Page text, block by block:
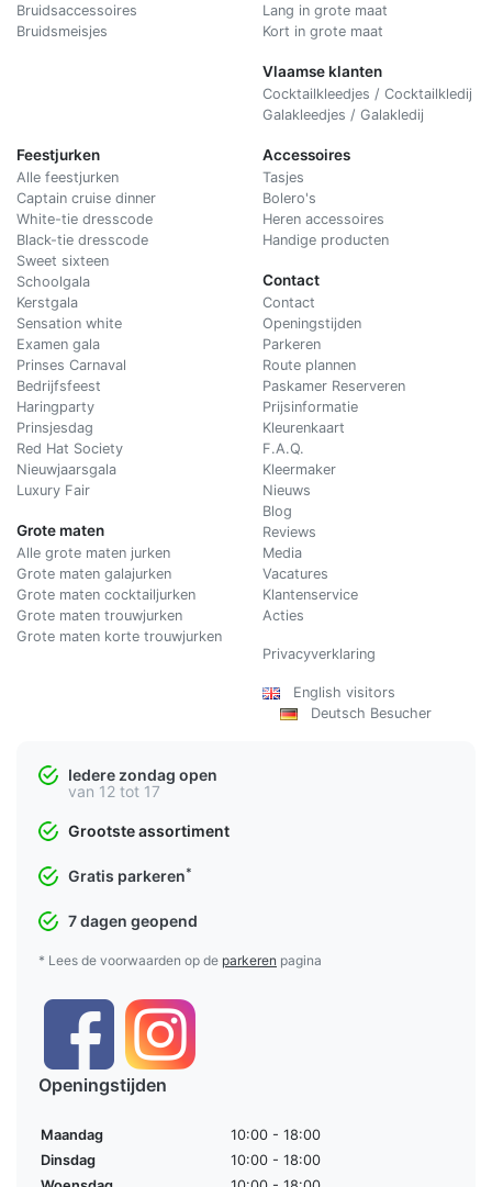
Bruidsaccessoires
Bruidsmeisjes
Lang in grote maat
Kort in grote maat
Vlaamse klanten
Cocktailkleedjes / Cocktailkledij
Galakleedjes / Galakledij
Feestjurken
Alle feestjurken
Captain cruise dinner
White-tie dresscode
Black-tie dresscode
Sweet sixteen
Schoolgala
Kerstgala
Sensation white
Examen gala
Prinses Carnaval
Bedrijfsfeest
Haringparty
Prinsjesdag
Red Hat Society
Nieuwjaarsgala
Luxury Fair
Grote maten
Alle grote maten jurken
Grote maten galajurken
Grote maten cocktailjurken
Grote maten trouwjurken
Grote maten korte trouwjurken
Accessoires
Tasjes
Bolero's
Heren accessoires
Handige producten
Contact
Contact
Openingstijden
Parkeren
Route plannen
Paskamer Reserveren
Prijsinformatie
Kleurenkaart
F.A.Q.
Kleermaker
Nieuws
Blog
Reviews
Media
Vacatures
Klantenservice
Acties
Privacyverklaring
English visitors
Deutsch Besucher
Iedere zondag open
van 12 tot 17
Grootste assortiment
Gratis parkeren*
7 dagen geopend
* Lees de voorwaarden op de parkeren pagina
Openingstijden
Maandag
10:00 - 18:00
Dinsdag
10:00 - 18:00